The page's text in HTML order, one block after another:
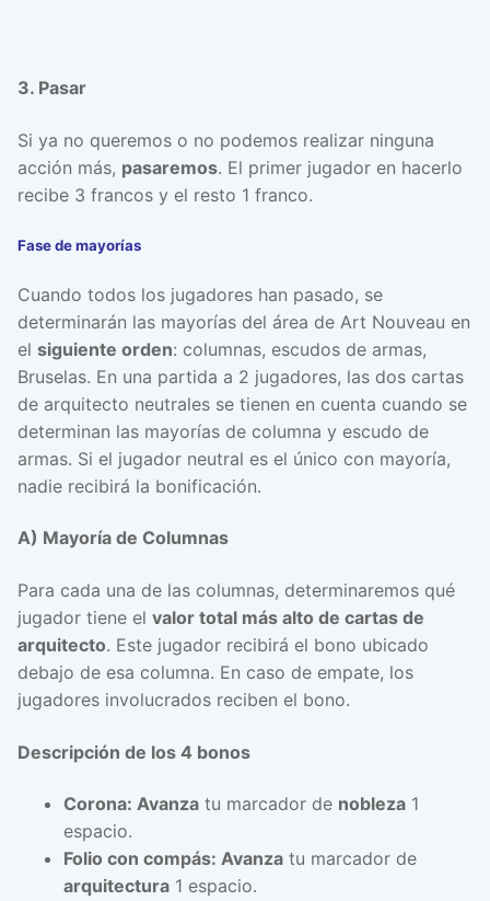
3. Pasar
Si ya no queremos o no podemos realizar ninguna
acción más, pasaremos. El primer jugador en hacerlo
recibe 3 francos y el resto 1 franco.
Fase de mayorías
Cuando todos los jugadores han pasado, se
determinarán las mayorías del área de Art Nouveau en
el siguiente orden: columnas, escudos de armas,
Bruselas. En una partida a 2 jugadores, las dos cartas
de arquitecto neutrales se tienen en cuenta cuando se
determinan las mayorías de columna y escudo de
armas. Si el jugador neutral es el único con mayoría,
nadie recibirá la bonificación.
A) Mayoría de Columnas
Para cada una de las columnas, determinaremos qué
jugador tiene el valor total más alto de cartas de
arquitecto. Este jugador recibirá el bono ubicado
debajo de esa columna. En caso de empate, los
jugadores involucrados reciben el bono.
Descripción de los 4 bonos
Corona: Avanzatu marcador de nobleza1
espacio.
Folio con compás: Avanzatu marcador de
arquitectura1 espacio.